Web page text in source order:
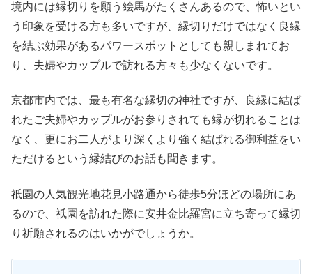
境内には縁切りを願う絵馬がたくさんあるので、怖いとい
う印象を受ける方も多いですが、縁切りだけではなく良縁
を結ぶ効果があるパワースポットとしても親しまれてお
り、夫婦やカップルで訪れる方々も少なくないです。
京都市内では、最も有名な縁切の神社ですが、良縁に結ば
れたご夫婦やカップルがお参りされても縁が切れることは
なく、更にお二人がより深くより強く結ばれる御利益をい
ただけるという縁結びのお話も聞きます。
祇園の人気観光地花見小路通から徒歩5分ほどの場所にあ
るので、祇園を訪れた際に安井金比羅宮に立ち寄って縁切
り祈願されるのはいかがでしょうか。